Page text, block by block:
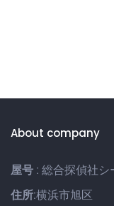
About company
屋号 : 総合探偵社
住所:横浜市旭区